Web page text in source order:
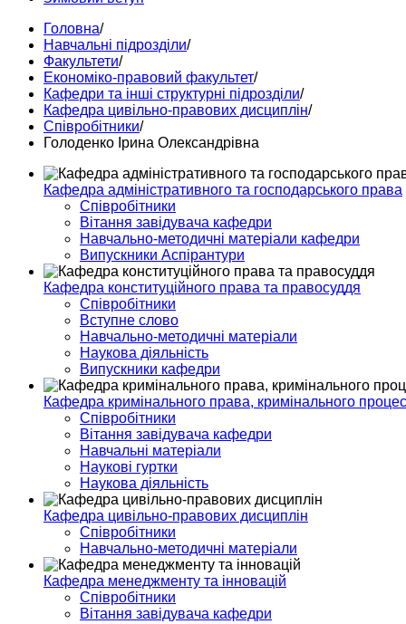
Головна/
Навчальні підрозділи/
Факультети/
Економіко-правовий факультет/
Кафедри та інші структурні підрозділи/
Кафедра цивільно-правових дисциплін/
Співробітники/
Голоденко Ірина Олександрівна
Кафедра адміністративного та господарського права
Співробітники
Вітання завідувача кафедри
Навчально-методичні матеріали кафедри
Випускники Аспірантури
Кафедра конституційного права та правосуддя
Співробітники
Вступне слово
Навчально-методичні матеріали
Наукова діяльність
Випускники кафедри
Кафедра кримінального права, кримінального
Співробітники
Вітання завідувача кафедри
Навчальні матеріали
Наукові гуртки
Наукова діяльність
Кафедра цивільно-правових дисциплін
Співробітники
Навчально-методичні матеріали
Кафедра менеджменту та інновацій
Співробітники
Вітання завідувача кафедри